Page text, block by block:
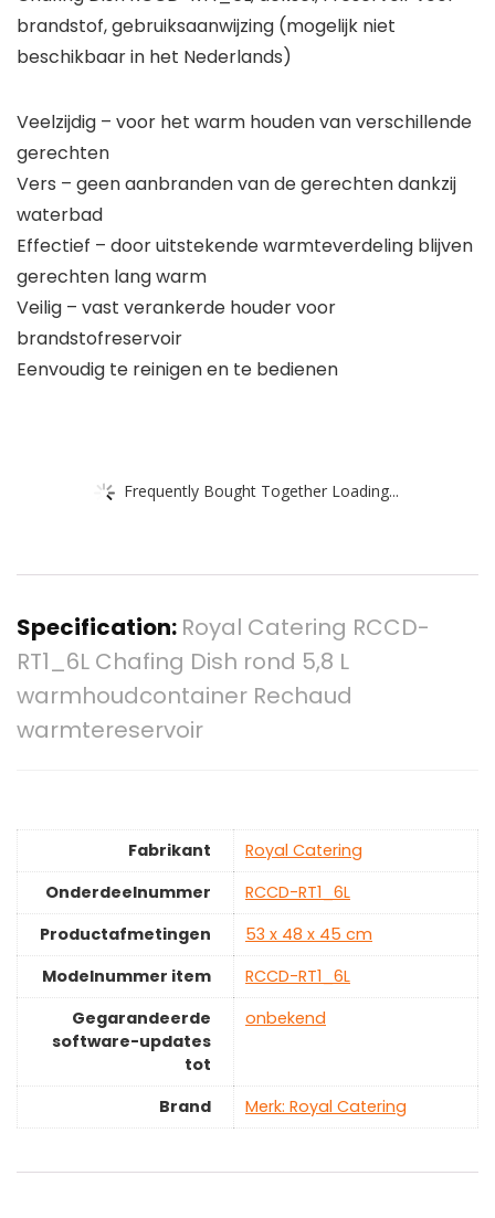
brandstof, gebruiksaanwijzing (mogelijk niet
beschikbaar in het Nederlands)
Veelzijdig – voor het warm houden van verschillende
gerechten
Vers – geen aanbranden van de gerechten dankzij
waterbad
Effectief – door uitstekende warmteverdeling blijven
gerechten lang warm
Veilig – vast verankerde houder voor
brandstofreservoir
Eenvoudig te reinigen en te bedienen
Frequently Bought Together Loading...
Specification: Royal Catering RCCD-
RT1_6L Chafing Dish rond 5,8 L
warmhoudcontainer Rechaud
warmtereservoir
Fabrikant
‎Royal Catering
Onderdeelnummer
‎RCCD-RT1_6L
Productafmetingen
‎53 x 48 x 45 cm
Modelnummer item
‎RCCD-RT1_6L
Gegarandeerde
software-updates
tot
‎onbekend
Brand Merk: Royal Catering